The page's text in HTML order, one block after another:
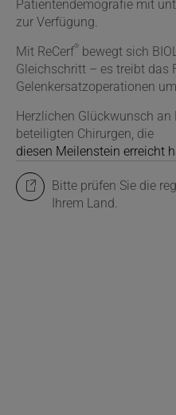
Patientendemografie mit
zur Verfügung.
Mit ReCerf® bewegt sich
Gleichschritt – es treibt das
Gelenkersatzoperationen
Herzlichen Glückwunsch
beteiligten Chirurgen, die
diesen Meilenstein erreicht
Bitte prüfen Sie die
Ihrem Land.